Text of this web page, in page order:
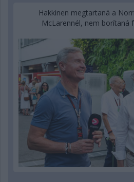
Hakkinen megtartaná a
McLarennél, nem borítaná